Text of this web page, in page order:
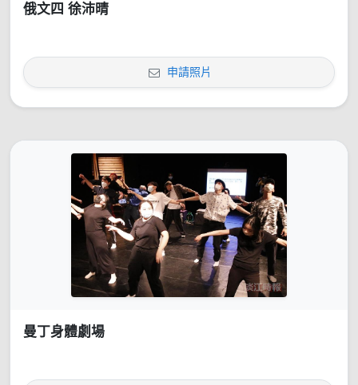
俄文四 徐沛晴
申請照片
曼丁身體劇場